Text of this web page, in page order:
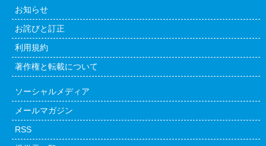
お知らせ
お詫びと訂正
利用規約
著作権と転載について
ソーシャルメディア
メールマガジン
RSS